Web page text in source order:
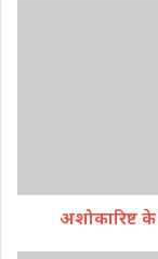
अशोकारिष्ट